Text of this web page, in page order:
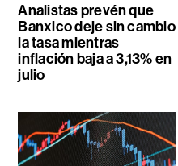
Analistas prevén que
Banxico deje sin cambio
la tasa mientras
inflación baja a 3,13% en
julio